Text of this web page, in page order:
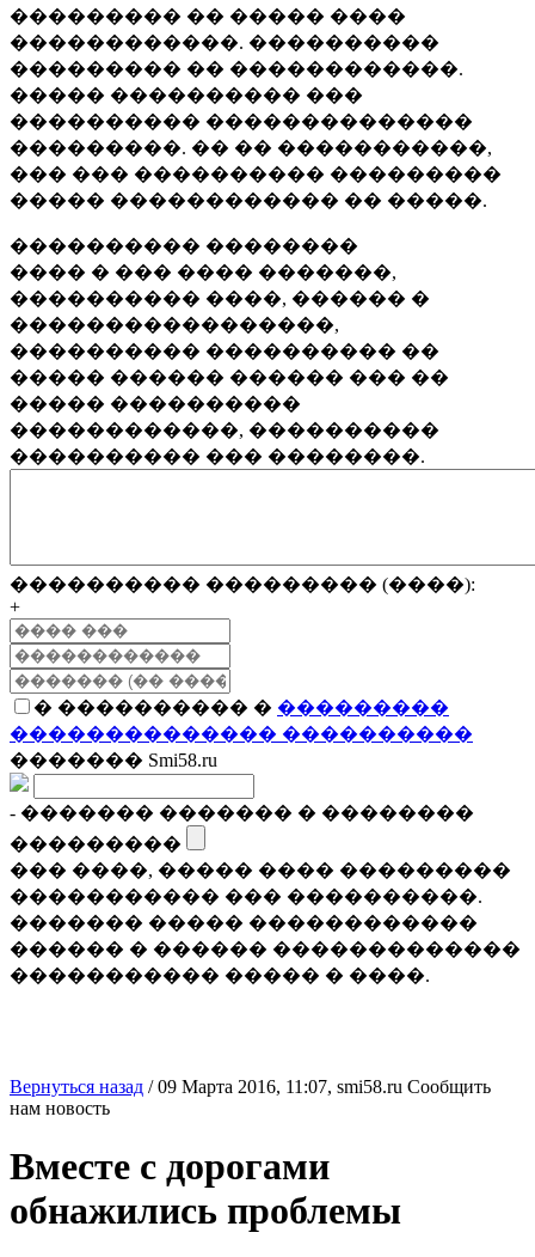
��������� �� ����� ����
������������. ����������
��������� �� ������������.
����� ���������� ���
���������� ��������������
���������. �� �� �����������,
��� ��� ���������� ���������
����� ������������ �� �����.
���������� ��������
���� � ��� ���� �������,
���������� ����, ������ �
�����������������,
���������� ���������� ��
����� ������ ������ ��� ��
����� ����������
������������, ����������
���������� ��� ��������.
���������� ��������� (����):
+
� ���������� � ���������
�������������� ����������
������� Smi58.ru
- ������� ������� � ��������
���������
��� ����, ����� ���� ���������
����������� ��� ����������.
������� ����� ������������
������ � ������ �������������
����������� ����� � ����.
Вернуться назад /09 Марта 2016, 11:07, smi58.ru Сообщить
нам новость
Вместе с дорогами
обнажились проблемы